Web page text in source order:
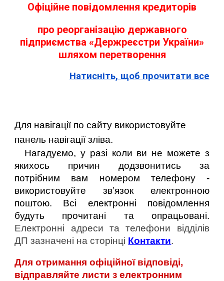
Офіційне повідомлення кредиторів
про реорганізацію державного
підприємства «Держреєстри України»
шляхом перетворення
Натисніть, щоб прочитати все
Для навігації по сайту використовуйте
панель навігації зліва.
Нагадуємо, у разі коли ви не можете з
якихось причин додзвонитись за
потрібним вам номером телефону -
використовуйте зв’язок електронною
поштою. Всі електронні повідомлення
будуть прочитані та опрацьовані.
Електронні адреси та телефони відділів
ДП зазначені на сторінці Контакти.
Для отримання офіційної відповіді,
відправляйте листи з електронним